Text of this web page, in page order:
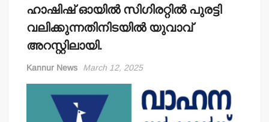
ഹാഷിഷ് ഓയില്‍ സിഗിരറ്റില്‍ പുരട്ടി
വലിക്കുന്നതിനിടയില്‍ യുവാവ്
അറസ്റ്റിലായി.
Kannur News March 12, 2025